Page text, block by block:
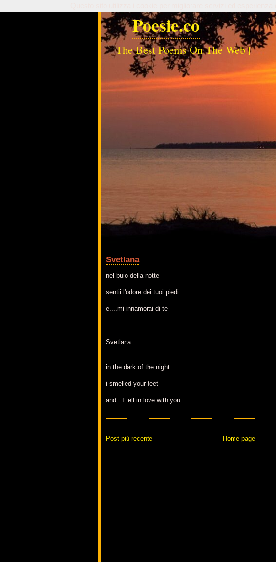
Poesie.co
The Best Poems On The Web |
Svetlana
nel buio della notte
sentii l'odore dei tuoi piedi
e....mi innamorai di te
Svetlana
in the dark of the night
i smelled your feet
and...I fell in love with you
Post più recente Home page